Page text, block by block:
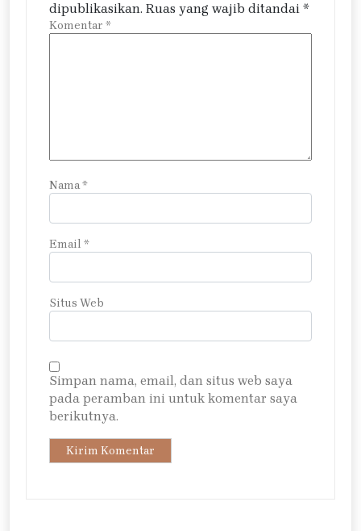
dipublikasikan. Ruas yang wajib ditandai *
Komentar *
Nama*
Email *
Situs Web
Simpan nama, email, dan situs web saya
pada peramban ini untuk komentar saya
berikutnya.